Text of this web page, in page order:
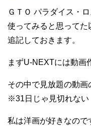
ＧＴＯ パラダイス・
使ってみると思ってた
追記しておきます。
まずU-NEXTには動画
その中で見放題の動画
※31日じゃ見切れない
私は洋画が好きなので